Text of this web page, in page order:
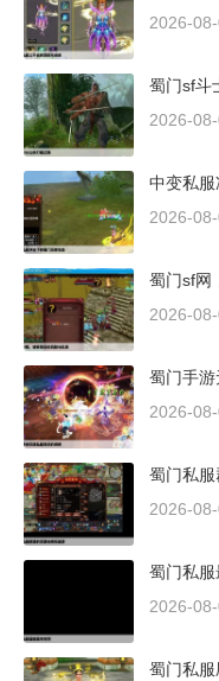
2026-
蜀门sf斗
2026-
中变私
2026-
蜀门sf网
2026-
蜀门手
2026-
蜀门私
2026-
蜀门私服
2026-
蜀门私